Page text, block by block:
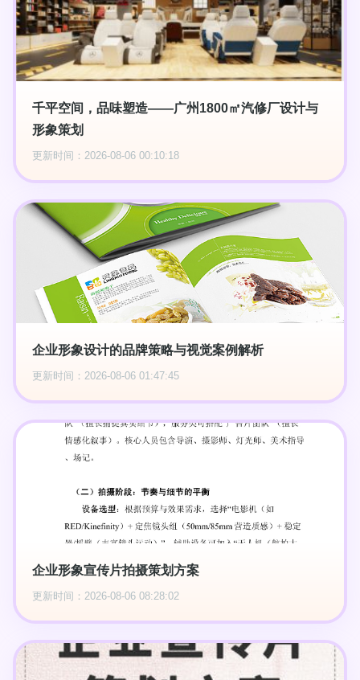
千平空间，品味塑造——广州1800㎡汽修厂设计与
形象策划
更新时间：2026-08-06 00:10:18
企业形象设计的品牌策略与视觉案例解析
更新时间：2026-08-06 01:47:45
企业形象宣传片拍摄策划方案
更新时间：2026-08-06 08:28:02